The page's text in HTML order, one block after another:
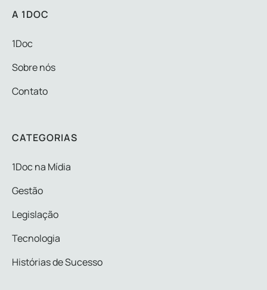
A 1DOC
1Doc
Sobre nós
Contato
CATEGORIAS
1Doc na Mídia
Gestão
Legislação
Tecnologia
Histórias de Sucesso